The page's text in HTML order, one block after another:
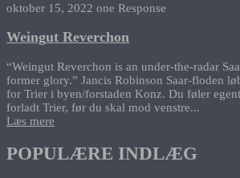
oktober 15, 2022 one Response
Weingut Reverchon
“Weingut Reverchon is an under-the-radar
former glory.” Jancis Robinson Saar-floden
for Trier i byen/forstaden Konz. Du føler
forladt Trier, før du skal mod venstre...
Læs mere
POPULÆRE INDLÆG